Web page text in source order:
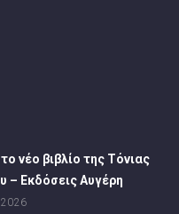
νέο βιβλίο της Τόνιας
– Εκδόσεις Αυγέρη